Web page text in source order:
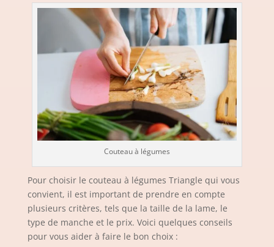
Couteau à légumes
Pour choisir le couteau à légumes Triangle qui vous
convient, il est important de prendre en compte
plusieurs critères, tels que la taille de la lame, le
type de manche et le prix. Voici quelques conseils
pour vous aider à faire le bon choix :